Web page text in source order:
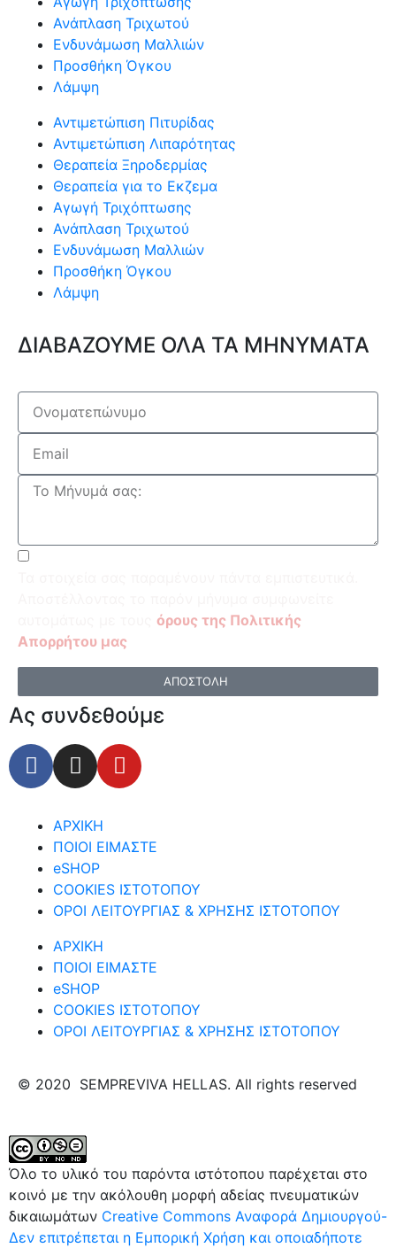
Ανάπλαση Τριχωτού
Ενδυνάμωση Μαλλιών
Προσθήκη Όγκου
Λάμψη
Αντιμετώπιση Πιτυρίδας
Αντιμετώπιση Λιπαρότητας
Θεραπεία Ξηροδερμίας
Θεραπεία για το Εκζεμα
Αγωγή Τριχόπτωσης
Ανάπλαση Τριχωτού
Ενδυνάμωση Μαλλιών
Προσθήκη Όγκου
Λάμψη
ΔΙΑΒΑΖΟΥΜΕ ΟΛΑ ΤΑ ΜΗΝΥΜΑΤΑ
όρους της Πολιτικής
Απορρήτου μας
ΑΠΟΣΤΟΛΗ
Ας συνδεθούμε
ΑΡΧΙΚΗ
ΠΟΙΟΙ ΕΙΜΑΣΤΕ
eSHOP
COOKIES ΙΣΤΟΤΟΠΟΥ
ΟΡΟΙ ΛΕΙΤΟΥΡΓΙΑΣ & ΧΡΗΣΗΣ ΙΣΤΟΤΟΠΟΥ
ΑΡΧΙΚΗ
ΠΟΙΟΙ ΕΙΜΑΣΤΕ
eSHOP
COOKIES ΙΣΤΟΤΟΠΟΥ
ΟΡΟΙ ΛΕΙΤΟΥΡΓΙΑΣ & ΧΡΗΣΗΣ ΙΣΤΟΤΟΠΟΥ
© 2020 SEMPREVIVA HELLAS. All rights reserved
Όλο το υλικό του παρόντα ιστότοπου παρέχεται στο
κοινό με την ακόλουθη μορφή αδείας πνευματικών
δικαιωμάτων Creative Commons Αναφορά Δημιουργού-
Δεν επιτρέπεται η Εμπορική Χρήση και οποιαδήποτε